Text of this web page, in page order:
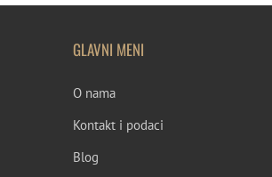
GLAVNI MENI
O nama
Kontakt i podaci
Blog